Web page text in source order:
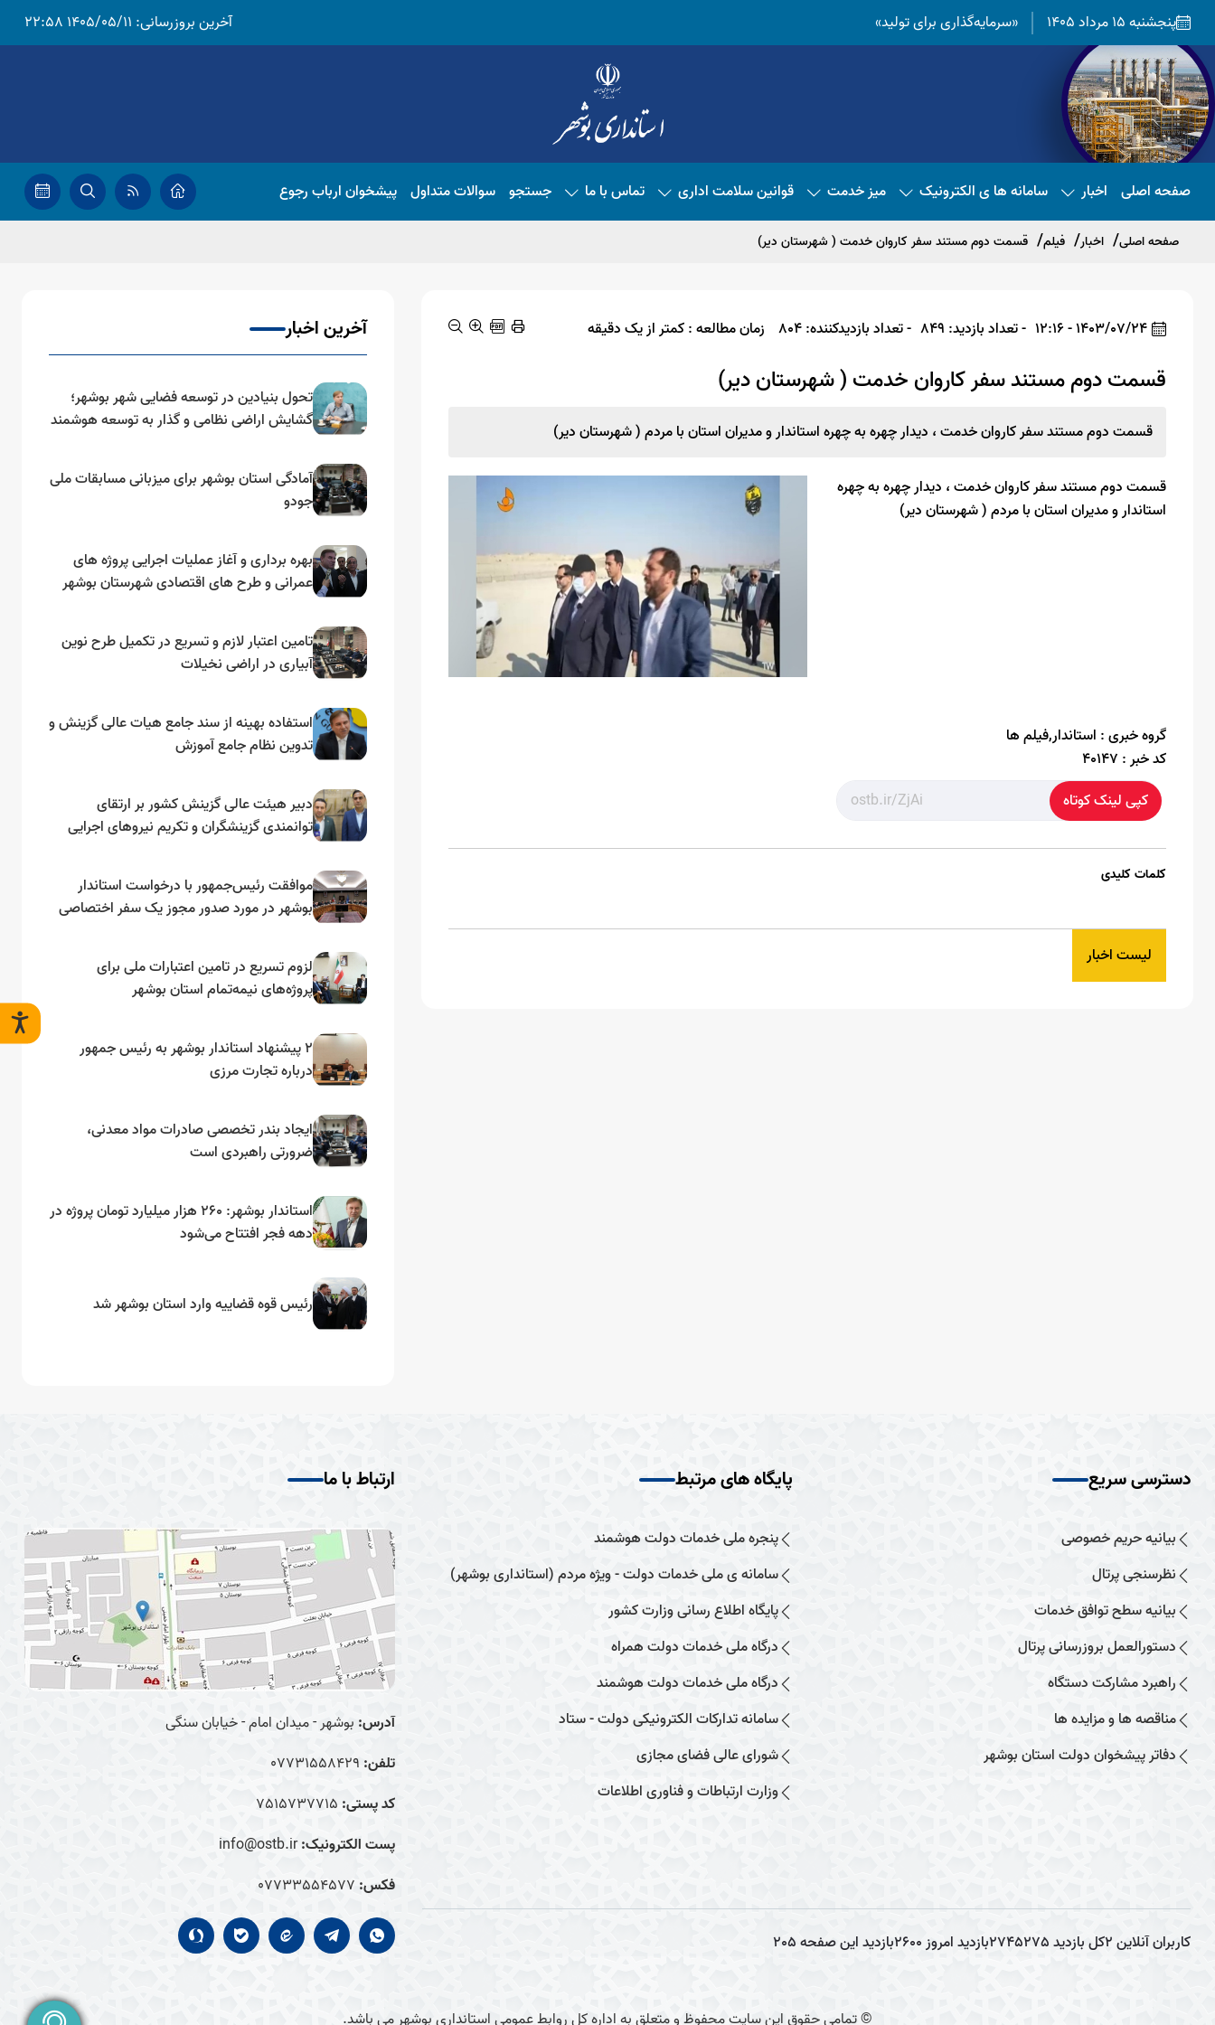
پنجشنبه 15 مرداد 1405 «سرمایه‌گذاری برای تولید» آخرین بروزرسانی: 1405/05/11 22:58
صفحه اصلی اخبار سامانه ها ی الکترونیک میز خدمت قوانین سلامت اداری تماس با ما جستجو سوالات متداول پیشخوان ارباب رجوع
صفحه اصلی اخبار فیلم قسمت دوم مستند سفر کاروان خدمت ( شهرستان دیر)
1403/07/24 - 12:16 - تعداد بازدید: 849 - تعداد بازدیدکننده: 804 زمان مطالعه : کمتر از یک دقیقه
قسمت دوم مستند سفر کاروان خدمت ( شهرستان دیر)
قسمت دوم مستند سفر کاروان خدمت ، دیدار چهره به چهره استاندار و مدیران استان با مردم ( شهرستان دیر)
قسمت دوم مستند سفر کاروان خدمت ، دیدار چهره به چهره
استاندار و مدیران استان با مردم ( شهرستان دیر)
گروه خبری : استاندار,فیلم ها
کد خبر : 40147
کپی لینک کوتاه
کلمات کلیدی
لیست اخبار
آخرین اخبار
تحول بنیادین در توسعه فضایی شهر بوشهر؛
گشایش اراضی نظامی و گذار به توسعه هوشمند
آمادگی استان بوشهر برای میزبانی مسابقات ملی
جودو
بهره برداری و آغاز عملیات اجرایی پروژه های
عمرانی و طرح های اقتصادی شهرستان بوشهر
تامین اعتبار لازم و تسریع در تکمیل طرح نوین
آبیاری در اراضی نخیلات
استفاده بهینه از سند جامع هیات عالی گزینش و‌
تدوین نظام جامع آموزش
دبیر هیئت عالی گزینش کشور بر ارتقای
توانمندی گزینشگران و تکریم نیروهای اجرایی
موافقت رئیس‌جمهور با درخواست استاندار
بوشهر در مورد صدور مجوز یک سفر اختصاصی
لزوم تسریع در تامین اعتبارات ملی برای
پروژه‌های نیمه‌تمام استان بوشهر
۲ پیشنهاد استاندار بوشهر به رئیس جمهور
درباره تجارت مرزی
ایجاد بندر تخصصی صادرات مواد معدنی،
ضرورتی راهبردی است
استاندار بوشهر: ۲۶۰ هزار میلیارد تومان پروژه در
دهه فجر افتتاح می‌شود
رئیس قوه قضاییه وارد استان بوشهر شد
دسترسی سریع
بیانیه حریم خصوصی
نظرسنجی پرتال
بیانیه سطح توافق خدمات
دستورالعمل بروزرسانی پرتال
راهبرد مشارکت دستگاه
مناقصه ها و مزایده ها
دفاتر پیشخوان دولت استان بوشهر
پایگاه های مرتبط
پنجره ملی خدمات دولت هوشمند
سامانه ی ملی خدمات دولت - ویژه مردم (استانداری بوشهر)
پایگاه اطلاع رسانی وزارت کشور
درگاه ملی خدمات دولت همراه
درگاه ملی خدمات دولت هوشمند
سامانه تدارکات الکترونیکی دولت - ستاد
شورای عالی فضای مجازی
وزارت ارتباطات و فناوری اطلاعات
ارتباط با ما
آدرس: بوشهر - میدان امام - خیابان سنگی
تلفن: 07731558429
کد پستی: 7515737715
پست الکترونیک:info@ostb.ir
فکس: 07733554577
کاربران آنلاین2کل بازدید2745275بازدید امروز2600بازدید این صفحه205
© تمامی حقوق این سایت محفوظ و متعلق به اداره کل روابط عمومی استانداری بوشهر می باشد.